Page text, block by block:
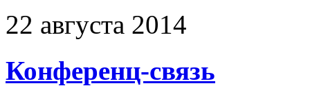
22 августа 2014
Конференц-связь